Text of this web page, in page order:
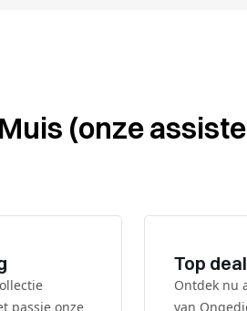
(onze
passie onze
Top
Ontdek nu
van